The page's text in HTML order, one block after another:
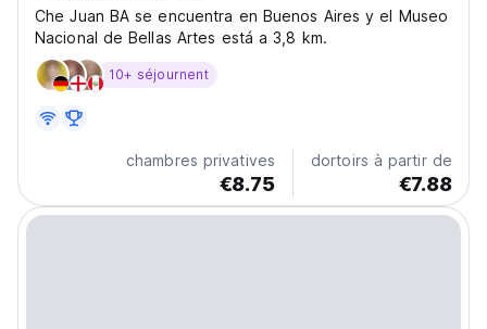
Che Juan BA se encuentra en Buenos Aires y el Museo
Nacional de Bellas Artes está a 3,8 km.
10+ séjournent
chambres privatives
€8.75
dortoirs à partir de
€7.88